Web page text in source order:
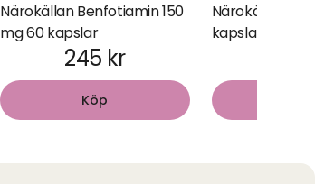
Närokällan Benfotiamin 150
mg 60 kapslar
245 kr
Köp
Närokällan
kapslar